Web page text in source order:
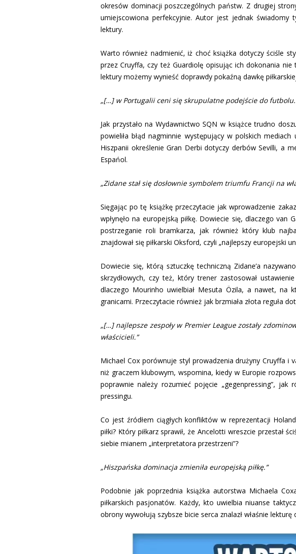
okresów dominacji poszczególnych państw. Z drugiej
umiejscowiona perfekcyjnie. Autor jest jednak świadomy
lektury.
Warto również nadmienić, iż choć książka dotyczy ściśle
przez Cruyffa, czy też Guardiolę opisując ich dokonania
lektury możemy wynieść doprawdy pokaźną dawkę
„[…] w Portugalii ceni się skrupulatne podejście do
Jak przystało na Wydawnictwo SQN w książce trudno
powieliła błąd nagminnie występujący w polskich
Hiszpanii określenie Gran Derbi dotyczy derbów Sevilli, a
Espańol.
„Zidane stał się dosłownie symbolem triumfu Francji na
Sięgając po tę książkę przeczytacie jak wprowadzenie
wpłynęło na europejską piłkę. Dowiecie się, dlaczego van
postrzeganie roli bramkarza, jak również który klub
znajdował się piłkarski Oksford, czyli „najlepszy europejski
Dowiecie się, którą sztuczkę techniczną Zidane’a
skrzydłowych, czy też, który trener zastosował
dlaczego Mourinho uwielbiał Mesuta Özila, a nawet, na
granicami. Przeczytacie również jak brzmiała złota reguła
„[…] najlepsze zespoły w Premier League zostały
właścicieli.”
Michael Cox porównuje styl prowadzenia drużyny Cruyffa i
niż graczem klubowym, wspomina, kiedy w Europie
poprawnie należy rozumieć pojęcie „gegenpressing”,
pressingu.
Co jest źródłem ciągłych konfliktów w reprezentacji
piłki? Który piłkarz sprawił, że Ancelotti wreszcie przestał
siebie mianem „interpretatora przestrzeni”?
„Hiszpańska dominacja zmieniła europejską piłkę.”
Podobnie jak poprzednia książka autorstwa Michaela
piłkarskich pasjonatów. Każdy, kto uwielbia niuanse
obrony wywołują szybsze bicie serca znalazł właśnie lekturę